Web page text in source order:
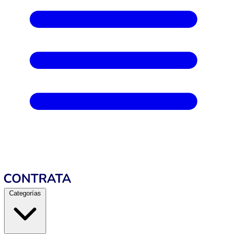
Categorías